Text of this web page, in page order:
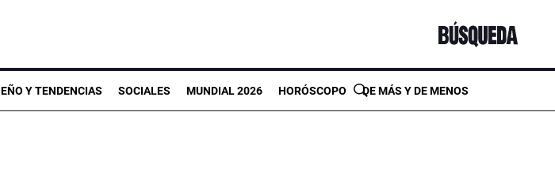
Y TENDENCIAS SOCIALES MUNDIAL 2026 HORÓSCOPO DE MÁS Y DE MENOS